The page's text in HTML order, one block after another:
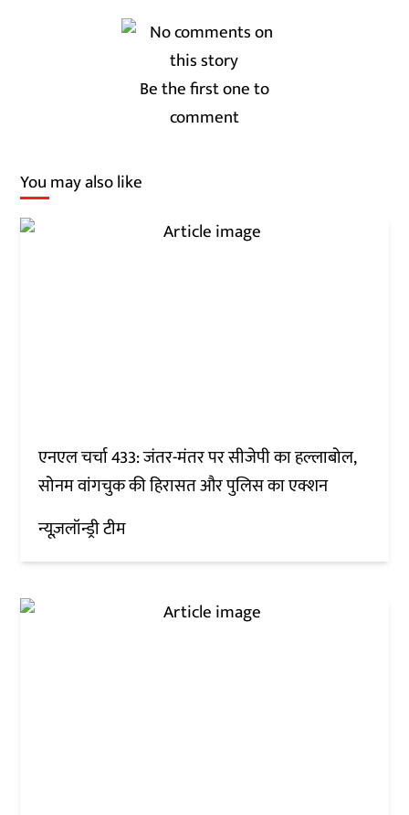
Be the first one to
comment
You may also like
एनएल चर्चा 433: जंतर-मंतर पर सीजेपी का हल्लाबोल,
सोनम वांगचुक की हिरासत और पुलिस का एक्शन
न्यूज़लॉन्ड्री टीम